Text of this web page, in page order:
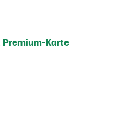
Premium-Karte